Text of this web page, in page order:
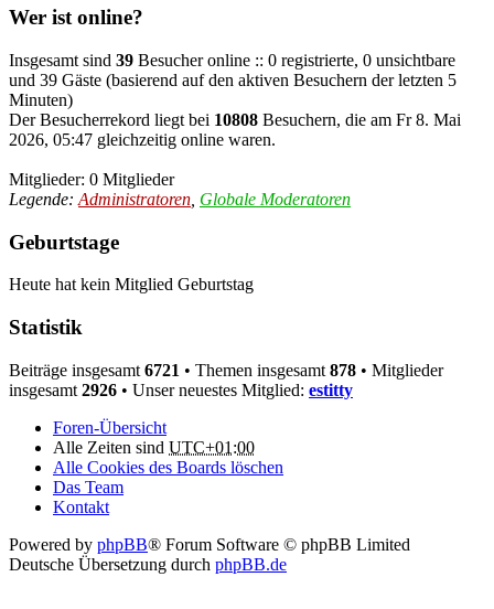
Wer ist online?
Insgesamt sind 39 Besucher online :: 0 registrierte, 0 unsichtbare
und 39 Gäste (basierend auf den aktiven Besuchern der letzten 5
Minuten)
Der Besucherrekord liegt bei 10808 Besuchern, die am Fr 8. Mai
2026, 05:47 gleichzeitig online waren.
Mitglieder: 0 Mitglieder
Legende: Administratoren Globale Moderatoren
Geburtstage
Heute hat kein Mitglied Geburtstag
Statistik
Beiträge insgesamt 6721 • Themen insgesamt 878 • Mitglieder
insgesamt 2926 • Unser neuestes Mitglied: estitty
Foren-Übersicht
Alle Zeiten sind UTC+01:00
Alle Cookies des Boards löschen
Das Team
Kontakt
Powered by phpBB® Forum Software © phpBB Limited
Deutsche Übersetzung durch phpBB.de